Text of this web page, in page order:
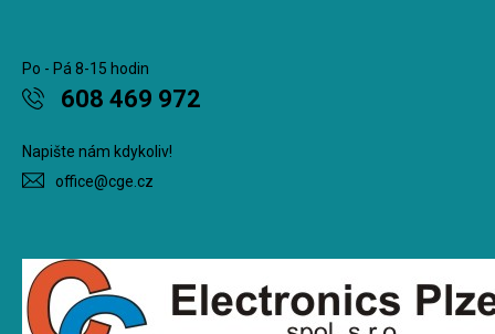
Po - Pá 8-15 hodin
608 469 972
Napište nám kdykoliv!
office@cge.cz